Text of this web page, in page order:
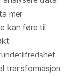
mer
kan føre til
transformasjon